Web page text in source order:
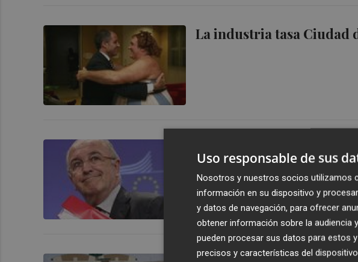
La industria tasa Ciudad
Almunia se muestra
Ciudad de la Luz
Uso responsable de sus
Nosotros y nuestros socios utilizamos
información en su dispositivo y
y datos de navegación, para ofrecer
obtener información sobre la audiencia
pueden procesar sus datos para estos
precisos y características del